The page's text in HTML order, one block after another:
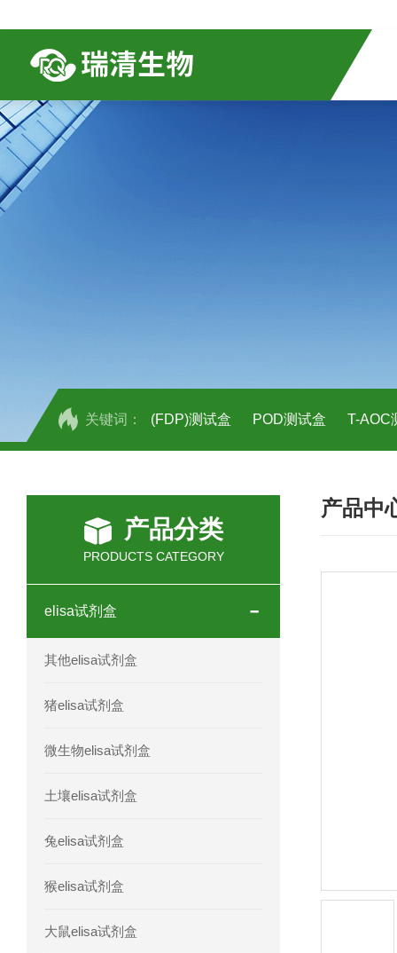
关键词： (FDP)测试盒 POD测试盒 T-AOC
人全式钴氨素2(HTSB2)elisa试剂盒现
人鞘脂(SPH)elisa试剂盒现货速发
人蓝氏贾第虫(GL)elisa试剂盒厂家直销
产品分类
PRODUCTS CATEGORY
elisa试剂盒
其他elisa试剂盒
猪elisa试剂盒
微生物elisa试剂盒
土壤elisa试剂盒
兔elisa试剂盒
猴elisa试剂盒
大鼠elisa试剂盒
产品中